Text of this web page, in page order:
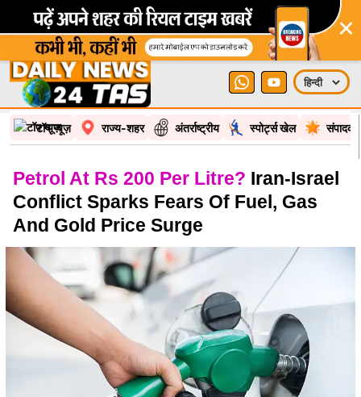
×
टॉप न्यूज़ राज्य-शहर अंतर्राष्ट्रीय स्पोर्ट्स खेल
Petrol At Rs 200 Per Litre? Iran-Israel
Conflict Sparks Fears Of Fuel, Gas
And Gold Price Surge